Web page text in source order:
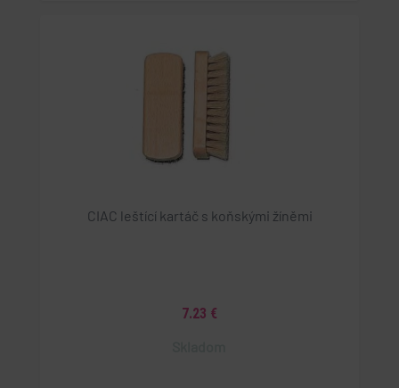
CIAC leštící kartáč s koňskými žíněmi
7.23 €